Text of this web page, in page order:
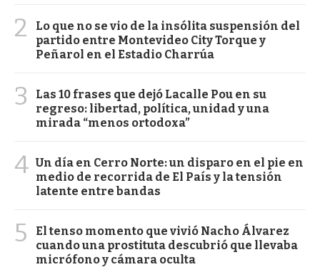
2
Lo que no se vio de la insólita suspensión del
partido entre Montevideo City Torque y
Peñarol en el Estadio Charrúa
3
Las 10 frases que dejó Lacalle Pou en su
regreso: libertad, política, unidad y una
mirada “menos ortodoxa”
4 Un día en Cerro Norte: un disparo en el pie en
medio de recorrida de El País y la tensión
latente entre bandas
5
El tenso momento que vivió Nacho Álvarez
cuando una prostituta descubrió que llevaba
micrófono y cámara oculta